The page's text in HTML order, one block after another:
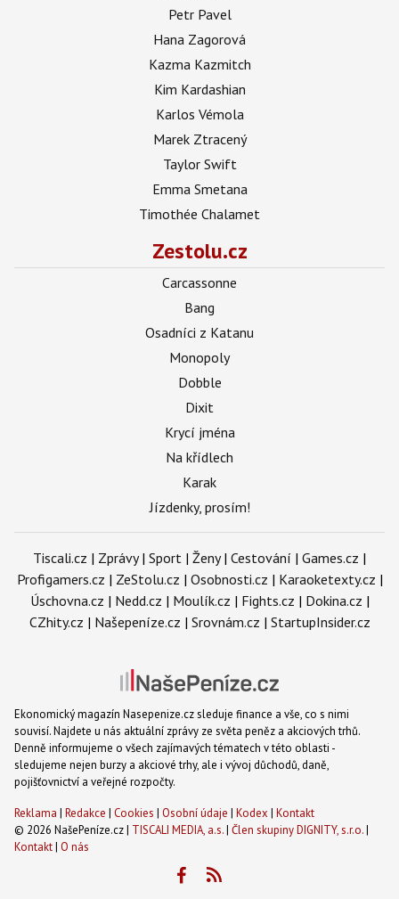
Petr Pavel
Hana Zagorová
Kazma Kazmitch
Kim Kardashian
Karlos Vémola
Marek Ztracený
Taylor Swift
Emma Smetana
Timothée Chalamet
Zestolu.cz
Carcassonne
Bang
Osadníci z Katanu
Monopoly
Dobble
Dixit
Krycí jména
Na křídlech
Karak
Jízdenky, prosím!
Tiscali.cz | Zprávy| Sport | Ženy| Cestování | Games.cz |
Profigamers.cz | ZeStolu.cz | Osobnosti.cz | Karaoketexty.cz |
Úschovna.cz | Nedd.cz | Moulík.cz | Fights.cz | Dokina.cz |
CZhity.cz | Našepeníze.cz | Srovnám.cz | StartupInsider.cz
Ekonomický magazín Nasepenize.cz sleduje finance a vše, co s nimi
souvisí. Najdete u nás aktuální zprávy ze světa peněz a akciových trhů.
Denně informujeme o všech zajímavých tématech v této oblasti -
sledujeme nejen burzy a akciové trhy, ale i vývoj důchodů, daně,
pojišťovnictví a veřejné rozpočty.
Reklama | Redakce | Cookies | Osobní údaje | Kodex | Kontakt
© 2026 NašePeníze.cz | TISCALI MEDIA, a.s.| Člen skupiny DIGNITY, s.r.o.|
Kontakt| O nás